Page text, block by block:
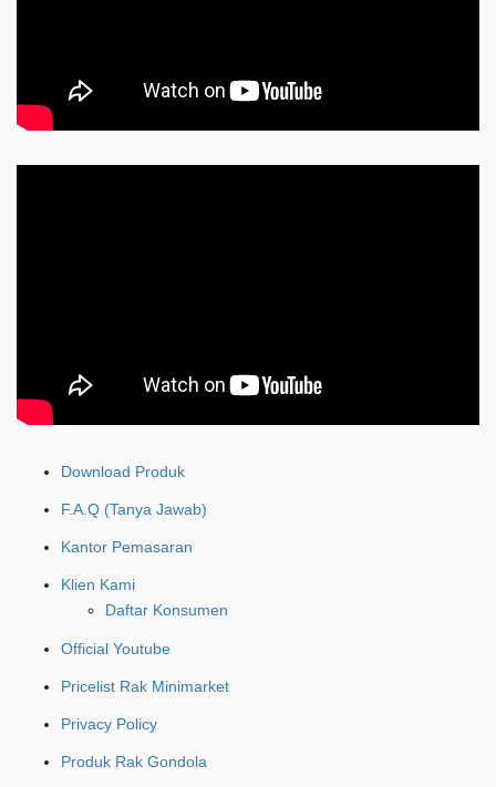
Download Produk
F.A.Q (Tanya Jawab)
Kantor Pemasaran
Klien Kami
Daftar Konsumen
Official Youtube
Pricelist Rak Minimarket
Privacy Policy
Produk Rak Gondola